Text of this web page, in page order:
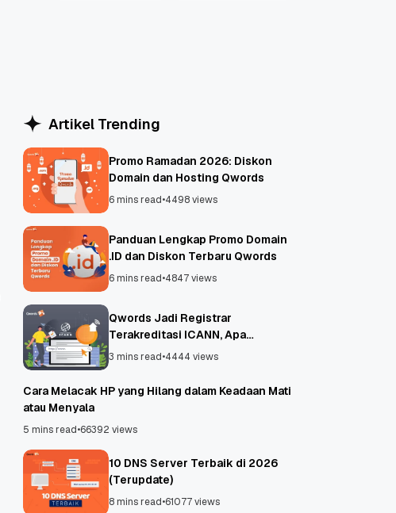
Artikel Trending
Promo Ramadan 2026: Diskon
Domain dan Hosting Qwords
6 mins read•4498 views
Panduan Lengkap Promo Domain
.ID dan Diskon Terbaru Qwords
6 mins read•4847 views
Qwords Jadi Registrar
Terakreditasi ICANN, Apa
Untungnya?
3 mins read•4444 views
Cara Melacak HP yang Hilang dalam Keadaan Mati
atau Menyala
5 mins read•66392 views
10 DNS Server Terbaik di 2026
(Terupdate)
8 mins read•61077 views